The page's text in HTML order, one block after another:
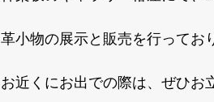
革小物の展示と販売を行ってお
お近くにお出での際は、ぜひお